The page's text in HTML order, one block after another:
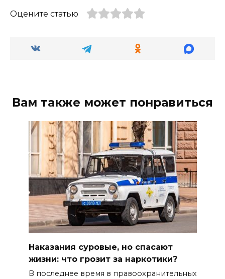
Оцените статью
Вам также может понравиться
Наказания суровые, но спасают
жизни: что грозит за наркотики?
В последнее время в правоохранительных